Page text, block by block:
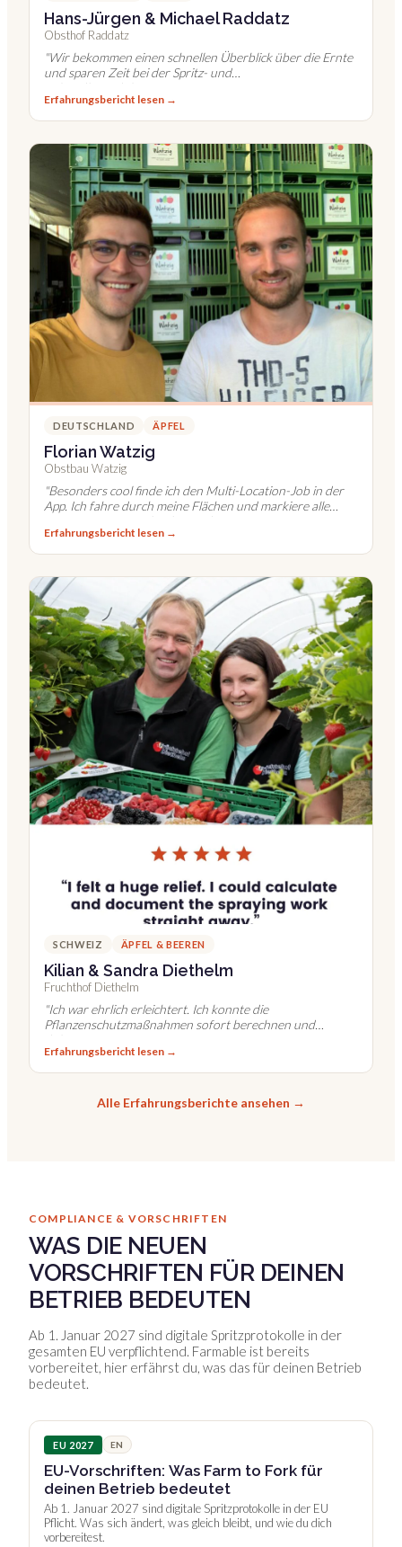
Hans-Jürgen & Michael Raddatz
Obsthof Raddatz
"Wir bekommen einen schnellen Überblick über die Ernte
und sparen Zeit bei der Spritz- und
Behandlungsdokumentation.
Erfahrungsbericht lesen →
DEUTSCHLAND ÄPFEL
Florian Watzig
Obstbau Watzig
"Besonders cool finde ich den Multi-Location-Job in der
App. Ich fahre durch meine Flächen und markiere alle
toten Bäume einmalig als Standort.
Erfahrungsbericht lesen →
SCHWEIZ ÄPFEL & BEEREN
Kilian & Sandra Diethelm
Fruchthof Diethelm
"Ich war ehrlich erleichtert. Ich konnte die
Pflanzenschutzmaßnahmen sofort berechnen und
dokumentieren.
Erfahrungsbericht lesen →
Alle Erfahrungsberichte ansehen →
COMPLIANCE & VORSCHRIFTEN
WAS DIE NEUEN
VORSCHRIFTEN FÜR DEINEN
BETRIEB BEDEUTEN
Ab 1. Januar 2027 sind digitale Spritzprotokolle in der
gesamten EU verpflichtend. Farmable ist bereits
vorbereitet, hier erfährst du, was das für deinen Betrieb
bedeutet.
EU 2027 EN
EU-Vorschriften: Was Farm to Fork für
deinen Betrieb bedeutet
Ab 1. Januar 2027 sind digitale Spritzprotokolle in der EU
Pflicht. Was sich ändert, was gleich bleibt, und wie du dich
vorbereitest.